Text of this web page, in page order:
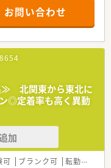
おり、ゆとりを持って
アを中心にグループ全
でございます。
いるため、安定した経営
過誤防止と業務効率化を
大切にし、きめ細やかな対
お問い合わせ
≫ 北関東から東北に
◎定着率も高く異動
加
可 ブランク可 転勤なし